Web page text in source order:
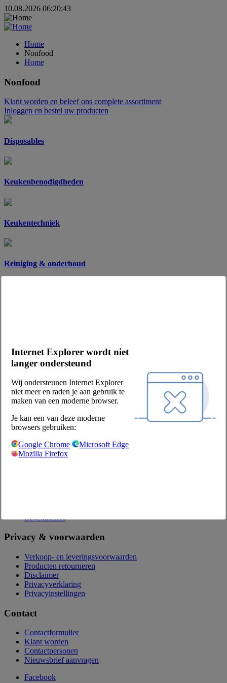
Internet Explorer wordt niet
langer ondersteund
Wij ondersteunen Internet Explorer
niet meer en raden je aan gebruik te
maken van een moderne browser.
Je kan een van deze moderne
browsers gebruiken:
Google Chrome
Microsoft Edge
Mozilla Firefox
10.08.2026 06:20:43
Home
Nonfood
Home
Nonfood
Klant worden en beleef ons complete assortiment
Inloggen en bestel uw producten
Disposables
Keukenbenodigdheden
Keukentechniek
Reiniging & onderhoud
Inspiratie
Folders
Huismerken
Chefs Vers
Handleiding webshop
Over Chefs
Leveranciers
Privacy & voorwaarden
Verkoop- en leveringsvoorwaarden
Producten retourneren
Disclaimer
Privacyverklaring
Privacyinstellingen
Contact
Contactformulier
Klant worden
Contactpersonen
Nieuwsbrief aanvragen
Facebook